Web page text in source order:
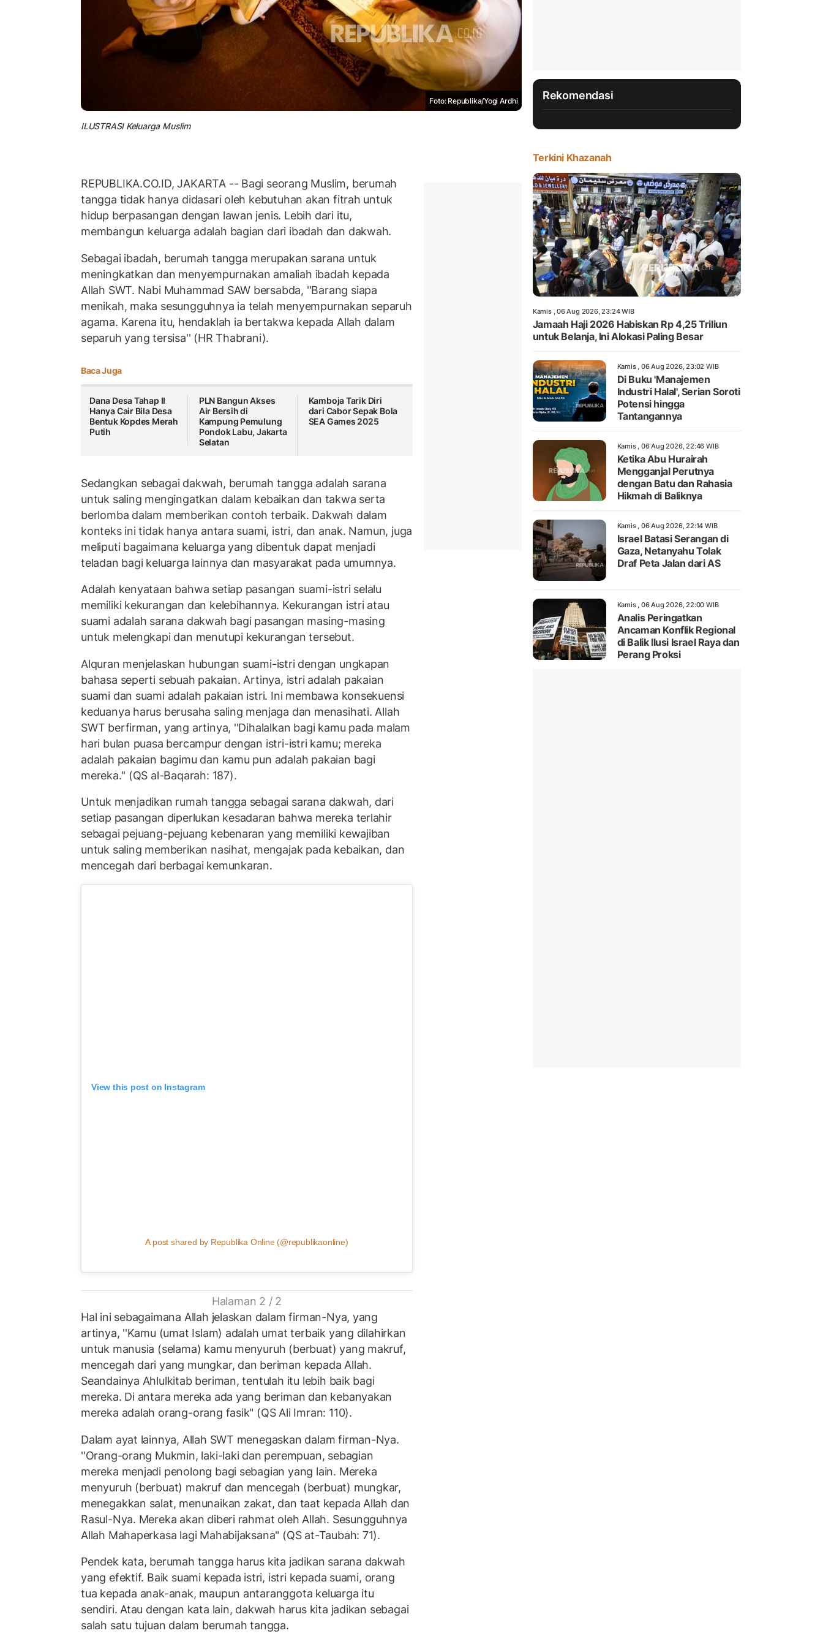
Foto: Republika/Yogi Ardhi
ILUSTRASI Keluarga Muslim
REPUBLIKA.CO.ID, JAKARTA -- Bagi seorang Muslim, berumah
tangga tidak hanya didasari oleh kebutuhan akan fitrah untuk
hidup berpasangan dengan lawan jenis. Lebih dari itu,
membangun keluarga adalah bagian dari ibadah dan dakwah.
Sebagai ibadah, berumah tangga merupakan sarana untuk
meningkatkan dan menyempurnakan amaliah ibadah kepada
Allah SWT. Nabi Muhammad SAW bersabda, ''Barang siapa
menikah, maka sesungguhnya ia telah menyempurnakan separuh
agama. Karena itu, hendaklah ia bertakwa kepada Allah dalam
separuh yang tersisa'' (HR Thabrani).
Baca Juga
Dana Desa Tahap II
Hanya Cair Bila Desa
Bentuk Kopdes Merah
Putih
PLN Bangun Akses
Air Bersih di
Kampung Pemulung
Pondok Labu, Jakarta
Selatan
Kamboja Tarik Diri
dari Cabor Sepak Bola
SEA Games 2025
Sedangkan sebagai dakwah, berumah tangga adalah sarana
untuk saling mengingatkan dalam kebaikan dan takwa serta
berlomba dalam memberikan contoh terbaik. Dakwah dalam
konteks ini tidak hanya antara suami, istri, dan anak. Namun, juga
meliputi bagaimana keluarga yang dibentuk dapat menjadi
teladan bagi keluarga lainnya dan masyarakat pada umumnya.
Adalah kenyataan bahwa setiap pasangan suami-istri selalu
memiliki kekurangan dan kelebihannya. Kekurangan istri atau
suami adalah sarana dakwah bagi pasangan masing-masing
untuk melengkapi dan menutupi kekurangan tersebut.
Alquran menjelaskan hubungan suami-istri dengan ungkapan
bahasa seperti sebuah pakaian. Artinya, istri adalah pakaian
suami dan suami adalah pakaian istri. Ini membawa konsekuensi
keduanya harus berusaha saling menjaga dan menasihati. Allah
SWT berfirman, yang artinya, ''Dihalalkan bagi kamu pada malam
hari bulan puasa bercampur dengan istri-istri kamu; mereka
adalah pakaian bagimu dan kamu pun adalah pakaian bagi
mereka.'' (QS al-Baqarah: 187).
Untuk menjadikan rumah tangga sebagai sarana dakwah, dari
setiap pasangan diperlukan kesadaran bahwa mereka terlahir
sebagai pejuang-pejuang kebenaran yang memiliki kewajiban
untuk saling memberikan nasihat, mengajak pada kebaikan, dan
mencegah dari berbagai kemunkaran.
View this post on Instagram
A post shared by Republika Online (@republikaonline)
Halaman 2 / 2
Hal ini sebagaimana Allah jelaskan dalam firman-Nya, yang
artinya, ''Kamu (umat Islam) adalah umat terbaik yang dilahirkan
untuk manusia (selama) kamu menyuruh (berbuat) yang makruf,
mencegah dari yang mungkar, dan beriman kepada Allah.
Seandainya Ahlulkitab beriman, tentulah itu lebih baik bagi
mereka. Di antara mereka ada yang beriman dan kebanyakan
mereka adalah orang-orang fasik" (QS Ali Imran: 110).
Dalam ayat lainnya, Allah SWT menegaskan dalam firman-Nya.
''Orang-orang Mukmin, laki-laki dan perempuan, sebagian
mereka menjadi penolong bagi sebagian yang lain. Mereka
menyuruh (berbuat) makruf dan mencegah (berbuat) mungkar,
menegakkan salat, menunaikan zakat, dan taat kepada Allah dan
Rasul-Nya. Mereka akan diberi rahmat oleh Allah. Sesungguhnya
Allah Mahaperkasa lagi Mahabijaksana" (QS at-Taubah: 71).
Pendek kata, berumah tangga harus kita jadikan sarana dakwah
yang efektif. Baik suami kepada istri, istri kepada suami, orang
tua kepada anak-anak, maupun antaranggota keluarga itu
sendiri. Atau dengan kata lain, dakwah harus kita jadikan sebagai
salah satu tujuan dalam berumah tangga.
Rekomendasi
Terkini Khazanah
Kamis , 06 Aug 2026, 23:24 WIB
Jamaah Haji 2026 Habiskan Rp 4,25 Triliun
untuk Belanja, Ini Alokasi Paling Besar
Kamis , 06 Aug 2026, 23:02 WIB
Di Buku 'Manajemen
Industri Halal', Serian Soroti
Potensi hingga
Tantangannya
Kamis , 06 Aug 2026, 22:46 WIB
Ketika Abu Hurairah
Mengganjal Perutnya
dengan Batu dan Rahasia
Hikmah di Baliknya
Kamis , 06 Aug 2026, 22:14 WIB
Israel Batasi Serangan di
Gaza, Netanyahu Tolak
Draf Peta Jalan dari AS
Kamis , 06 Aug 2026, 22:00 WIB
Analis Peringatkan
Ancaman Konflik Regional
di Balik Ilusi Israel Raya dan
Perang Proksi